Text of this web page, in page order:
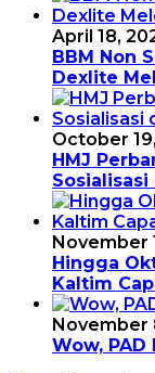
April 18,
BBM Non
Dexlite
October
HMJ
Sosialisasi
November
Hingga
Kaltim
November
Wow, PAD